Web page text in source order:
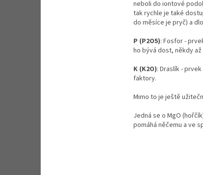
neboli do iontové
tak rychle je také
do měsíce je pryč) a
P (P2O5): Fosfor -
ho bývá dost, někdy až
K (K2O): Draslík -
faktory.
Mimo to je ještě
Jedná se o MgO
pomáhá něčemu a ve